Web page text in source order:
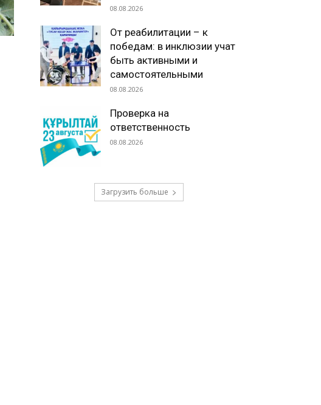
08.08.2026
От реабилитации – к
победам: в инклюзии учат
быть активными и
самостоятельными
08.08.2026
Проверка на
ответственность
08.08.2026
Загрузить больше